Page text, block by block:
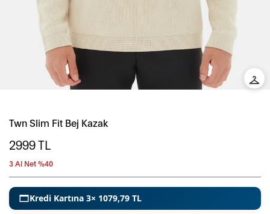
Twn Slim Fit Bej Kazak
2999TL
3 Al Net %40
Kredi Kartına 3× 1079,79 TL